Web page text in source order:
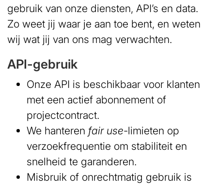
gebruik van onze diensten, API’s en data.
Zo weet jij waar je aan toe bent, en weten
wij wat jij van ons mag verwachten.
API-gebruik
Onze API is beschikbaar voor klanten
met een actief abonnement of
projectcontract.
We hanteren fair use-limieten op
verzoekfrequentie om stabiliteit en
snelheid te garanderen.
Misbruik of onrechtmatig gebruik is